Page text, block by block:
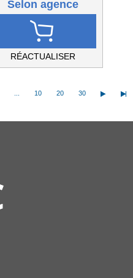
Selon agence
RÉACTUALISER
10 20 30